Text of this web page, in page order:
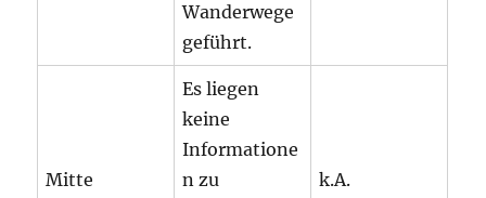
Wanderwege
geführt.
Mitte
Es liegen
keine
Informatione
n zu
k.A.